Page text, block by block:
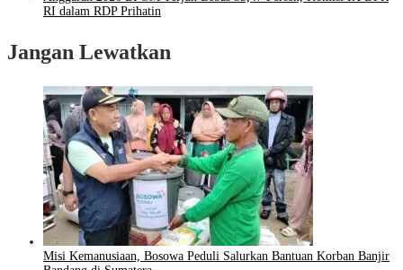
RI dalam RDP Prihatin
Jangan Lewatkan
Misi Kemanusiaan, Bosowa Peduli Salurkan Bantuan Korban Banjir